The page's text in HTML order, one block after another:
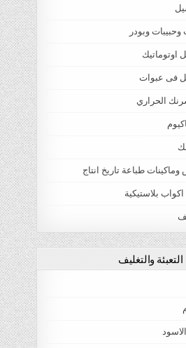
وحبيبات وبودر
اوتوماتيك
فى عبوات
الحراري
طباعة تاريخ انتاج
بلاستيكية
التعبئة والتغليف